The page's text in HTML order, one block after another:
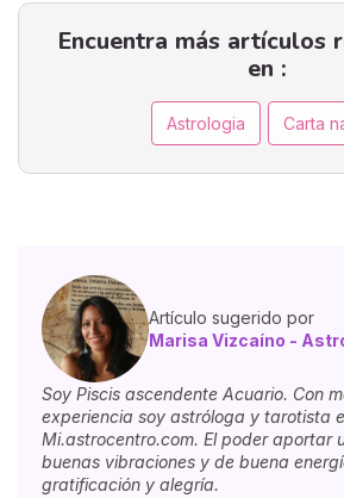
convertirse
para
cambios que
dentro de
Encuentra más artículos
en :
Astrologia Carta
Artículo sugerido por
Marisa Vizcaíno -
Soy Piscis ascendente Acuario. Con
experiencia soy astróloga y tarotista
Mi.astrocentro.com. El poder aportar
buenas vibraciones y de buena
gratificación y alegría.